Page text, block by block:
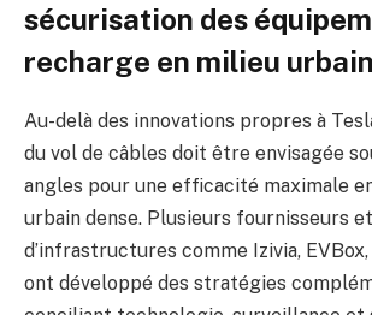
sécurisation des
recharge en milieu urbain
Au-delà des innovations propres à
du vol de câbles doit être envisagée
angles pour une efficacité maximale
urbain dense. Plusieurs fournisseurs
d’infrastructures comme Izivia,
ont développé des stratégies